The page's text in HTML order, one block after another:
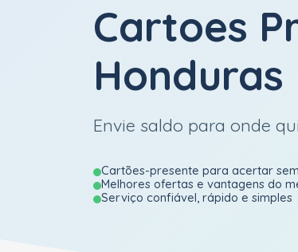
Cartoes
Honduras
Envie saldo para onde
Cartões-presente para acertar
Melhores ofertas e vantagens do
Serviço confiável, rápido e simples